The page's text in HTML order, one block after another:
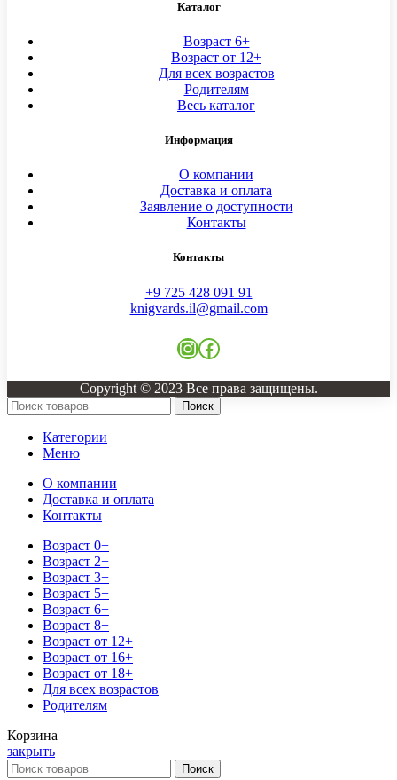
Каталог
Возраст 6+
Возраст от 12+
Для всех возрастов
Родителям
Весь каталог
Информация
О компании
Доставка и оплата
Заявление о доступности
Контакты
Контакты
+9 725 428 091 91
knigvards.il@gmail.com
Instagram
Facebook
Copyright © 2023 Все права защищены.
Поиск
Категории
Меню
О компании
Доставка и оплата
Контакты
Возраст 0+
Возраст 2+
Возраст 3+
Возраст 5+
Возраст 6+
Возраст 8+
Возраст от 12+
Возраст от 16+
Возраст от 18+
Для всех возрастов
Родителям
Корзина
закрыть
Поиск